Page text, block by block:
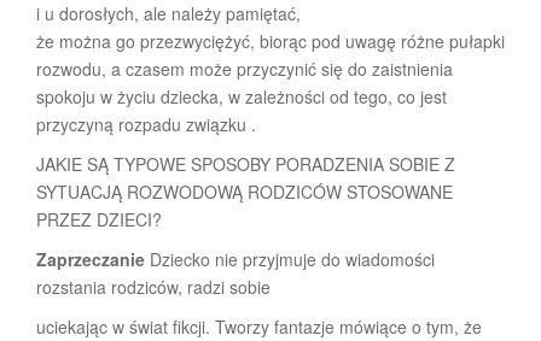
i u dorosłych, ale należy pamiętać,
że można go przezwyciężyć, biorąc pod uwagę różne pułapki
rozwodu, a czasem może przyczynić się do zaistnienia
spokoju w życiu dziecka, w zależności od tego, co jest
przyczyną rozpadu związku .
JAKIE SĄ TYPOWE SPOSOBY PORADZENIA SOBIE Z
SYTUACJĄ ROZWODOWĄ RODZICÓW STOSOWANE
PRZEZ DZIECI?
Zaprzeczanie Dziecko nie przyjmuje do wiadomości
rozstania rodziców, radzi sobie
uciekając w świat fikcji. Tworzy fantazje mówiące o tym, że